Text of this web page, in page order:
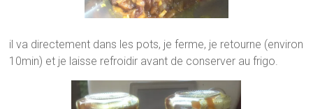
il va directement dans les pots, je ferme, je retourne (environ
10min) et je laisse refroidir avant de conserver au frigo.